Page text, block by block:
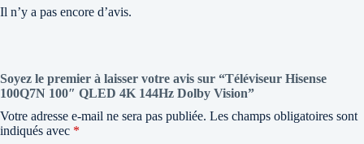
Il n’y a pas encore d’avis.
Soyez le premier à laisser votre avis sur “Téléviseur Hisense
100Q7N 100″ QLED 4K 144Hz Dolby Vision”
Votre adresse e-mail ne sera pas publiée. Les champs obligatoires sont
indiqués avec *